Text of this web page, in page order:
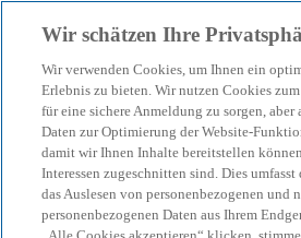
menu search
Unser Blog –
Ihre nächsten
Wir schätzen Ihre
Wir verwenden Cookies, um Ihnen ein
Erlebnis zu bieten. Wir nutzen Cookies
für eine sichere Anmeldung zu sorgen, aber
Daten zur Optimierung der Website-
damit wir Ihnen Inhalte bereitstellen
Interessen zugeschnitten sind. Dies
das Auslesen von personenbezogenen und
personenbezogenen Daten aus Ihrem